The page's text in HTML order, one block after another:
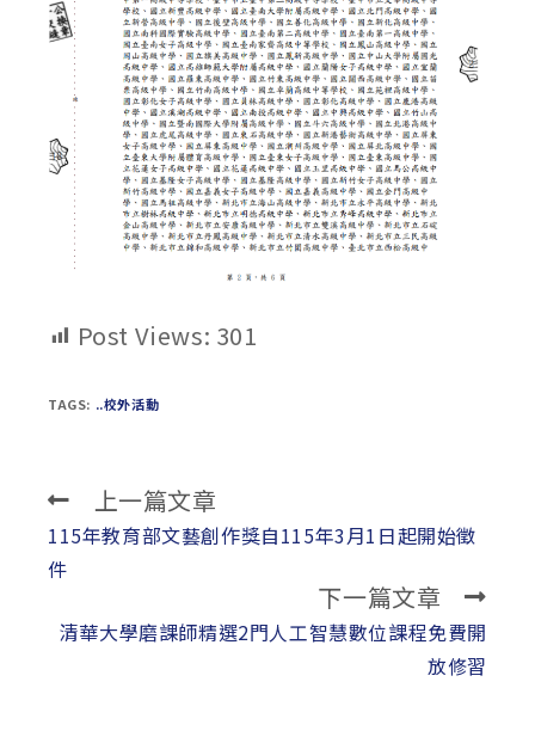
Post Views: 301
TAGS: ..校外活動
Read
more
articles
上一篇文章
115年教育部文藝創作獎自115年3月1日起開始徵
件
下一篇文章
清華大學磨課師精選2門人工智慧數位課程免費開
放修習